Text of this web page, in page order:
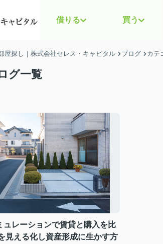
借りる 買う
屋探し｜株式会社セレス・キャピタル ブログ カテ
グ一覧
ュレーションで賃貸と購入を比
見える化し資産形成に生かす方